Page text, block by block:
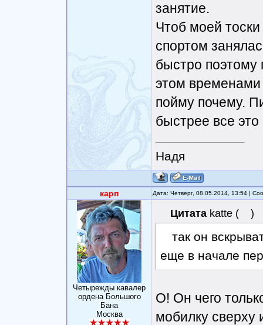
занятие.
Чтоб моей
спортом
быстро поэтому
этом временами
пойму почему.
быстрее все это
Надя
карп Дата: Четверг, 08.05.2014, 13:54 |
Четырежды кавалер
ордена Большого
Бана
Москва
Цитата katte ( )
так он
еще в начале
О! Он чего
мобилку сверху